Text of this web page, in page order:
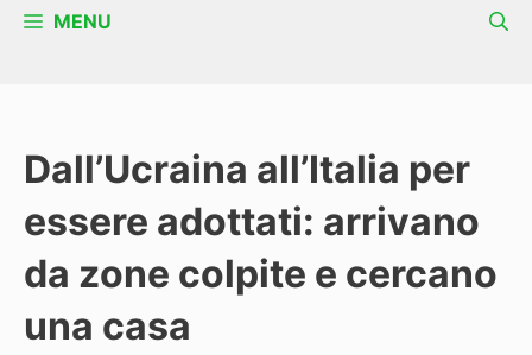
MENU
Dall’Ucraina all’Italia per
essere adottati: arrivano
da zone colpite e cercano
una casa